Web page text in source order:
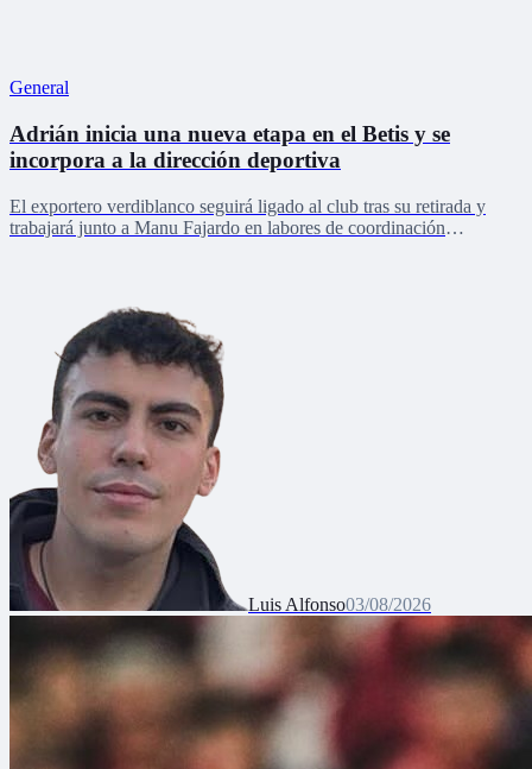
General
Adrián inicia una nueva etapa en el Betis y se
incorpora a la dirección deportiva
El exportero verdiblanco seguirá ligado al club tras su retirada y
trabajará junto a Manu Fajardo en labores de coordinación
Luis Alfonso03/08/2026